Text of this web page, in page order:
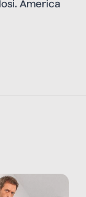
America